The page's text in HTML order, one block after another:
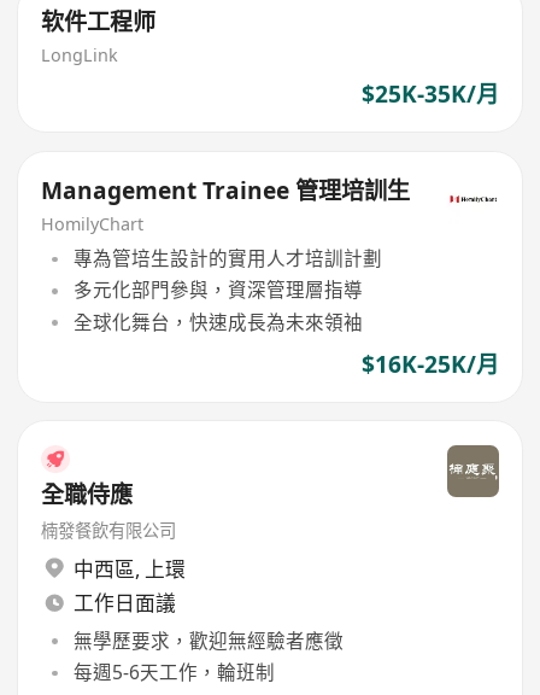
软件工程师
LongLink
$25K-35K/月
Management Trainee 管理培訓生
HomilyChart
專為管培生設計的實用人才培訓計劃
多元化部門參與，資深管理層指導
全球化舞台，快速成長為未來領袖
$16K-25K/月
全職侍應
楠發餐飲有限公司
中西區, 上環
工作日面議
無學歷要求，歡迎無經驗者應徵
每週5-6天工作，輪班制